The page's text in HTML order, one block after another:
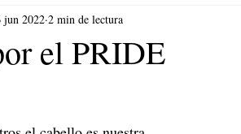
el PRIDE
jun 2022 2 min de lectura